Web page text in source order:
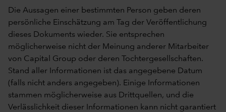
Die Aussagen einer bestimmten Person geben deren
persönliche Einschätzung am Tag der Veröffentlichung
dieses Dokuments wieder. Sie entsprechen
möglicherweise nicht der Meinung anderer Mitarbeiter
von Capital Group oder deren Tochtergesellschaften.
Stand aller Informationen ist das angegebene Datum
(falls nicht anders angegeben). Einige Informationen
stammen möglicherweise aus Drittquellen, und die
Verlässlichkeit dieser Informationen kann nicht garantiert